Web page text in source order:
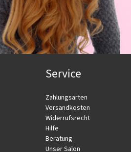
Service
Zahlungsarten
Versandkosten
Widerrufsrecht
Hilfe
Beratung
Unser Salon